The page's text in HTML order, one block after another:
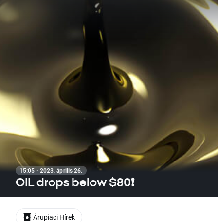
15:05 · 2023. április 26.
OIL drops below $80❗
Árupiaci Hírek